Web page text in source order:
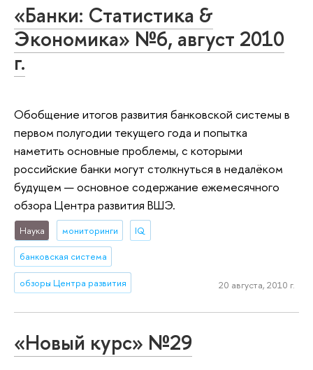
«Банки: Статистика &
Экономика» №6, август 2010
г.
Обобщение итогов развития банковской системы в
первом полугодии текущего года и попытка
наметить основные проблемы, с которыми
российские банки могут столкнуться в недалёком
будущем — основное содержание ежемесячного
обзора Центра развития ВШЭ.
Наука мониторинги IQ
банковская система
обзоры Центра развития 20 августа, 2010 г.
«Новый курс» №29